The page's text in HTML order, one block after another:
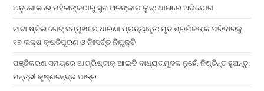
ଅନୁଗୋଳରେ ମହିଳାଙ୍କଠାରୁ ସୁନା ଅଳଙ୍କାର ଲୁଟ୍: ଥାନାରେ ଅଭିଯୋଗ
ଟାଟା ଷ୍ଟିଲ ଗେଟ୍ ସମ୍ମୁଖରେ ଧାରଣା ପ୍ରତ୍ୟାହୃତ: ମୃତ ଶ୍ରମିକଙ୍କ ପରିବାରକୁ
୧୭ ଲକ୍ଷ କ୍ଷତିପୂରଣ ଓ ନିଃସର୍ତ୍ତ ନିଯୁକ୍ତି
ପଞ୍ଜିକରଣ ସମୟରେ ଆଗ୍ରିଷ୍ଟାକ୍ ଆଇଡି ବାଧ୍ୟତାମୂଳକ ନୁହେଁ, ନିଶ୍ଚିନ୍ତ ହୁଅନ୍ତୁ:
ମନ୍ତ୍ରୀ କୃଷ୍ଣଚନ୍ଦ୍ର ପାତ୍ର